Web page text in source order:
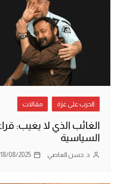
الحرب على غزة مقالات
الغائب الذي لا يغيب:
السياسية
د. حسن العاصي 18/08/2025